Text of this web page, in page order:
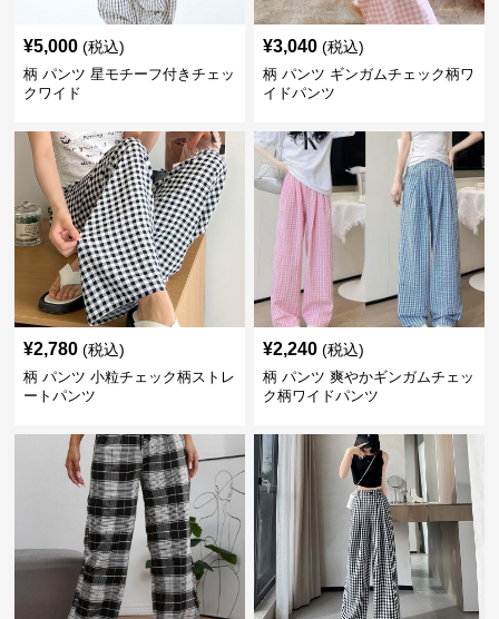
¥5,000 (税込)
柄 パンツ 星モチーフ付きチェッ
クワイド
¥3,040 (税込)
柄 パンツ ギンガムチェック柄ワ
イドパンツ
¥2,780 (税込)
柄 パンツ 小粒チェック柄ストレ
ートパンツ
¥2,240 (税込)
柄 パンツ 爽やかギンガムチェッ
ク柄ワイドパンツ